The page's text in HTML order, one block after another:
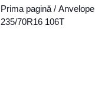
Prima pagină / Anvelope
235/70R16 106T